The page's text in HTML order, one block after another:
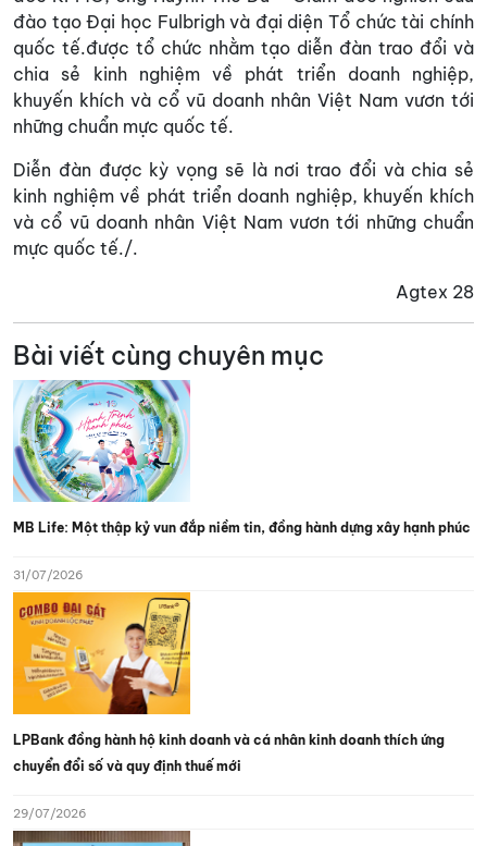
đào tạo Đại học Fulbrigh và đại diện Tổ chức tài chính
quốc tế.được tổ chức nhằm tạo diễn đàn trao đổi và
chia sẻ kinh nghiệm về phát triển doanh nghiệp,
khuyến khích và cổ vũ doanh nhân Việt Nam vươn tới
những chuẩn mực quốc tế.
Diễn đàn được kỳ vọng sẽ là nơi trao đổi và chia sẻ
kinh nghiệm về phát triển doanh nghiệp, khuyến khích
và cổ vũ doanh nhân Việt Nam vươn tới những chuẩn
mực quốc tế./.
Agtex 28
Bài viết cùng chuyên mục
MB Life: Một thập kỷ vun đắp niềm tin, đồng hành dựng xây hạnh phúc
31/07/2026
LPBank đồng hành hộ kinh doanh và cá nhân kinh doanh thích ứng
chuyển đổi số và quy định thuế mới
29/07/2026